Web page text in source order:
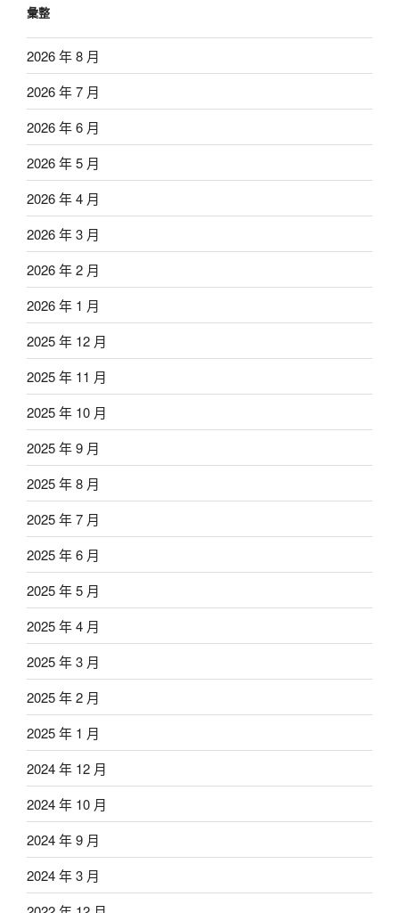
彙整
2026 年 8 月
2026 年 7 月
2026 年 6 月
2026 年 5 月
2026 年 4 月
2026 年 3 月
2026 年 2 月
2026 年 1 月
2025 年 12 月
2025 年 11 月
2025 年 10 月
2025 年 9 月
2025 年 8 月
2025 年 7 月
2025 年 6 月
2025 年 5 月
2025 年 4 月
2025 年 3 月
2025 年 2 月
2025 年 1 月
2024 年 12 月
2024 年 10 月
2024 年 9 月
2024 年 3 月